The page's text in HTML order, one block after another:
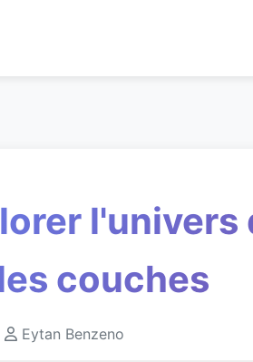
l'univers
couches
Eytan Benzeno